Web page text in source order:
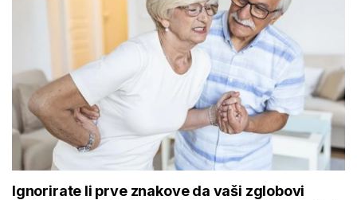
Ignorirate li prve znakove da vaši zglobovi